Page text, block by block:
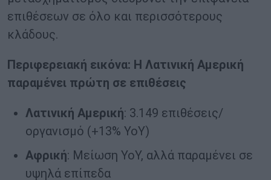
επιθέσεων σε όλο και περισσότερους
κλάδους.
Περιφερειακή εικόνα: Η Λατινική Αμερική
παραμένει πρώτη σε επιθέσεις
Λατινική Αμερική: 3.149 επιθέσεις/
οργανισμό (+13% YoY)
Αφρική: Μείωση YoY, αλλά παραμένει σε
υψηλά επίπεδα